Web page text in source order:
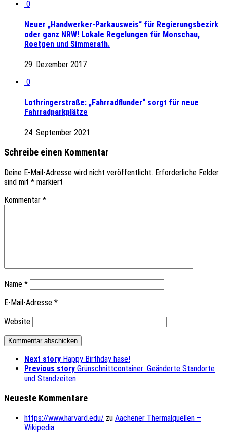
0
Neuer „Handwerker-Parkausweis“ für Regierungsbezirk
oder ganz NRW! Lokale Regelungen für Monschau,
Roetgen und Simmerath.
29. Dezember 2017
0
Lothringerstraße: „Fahrradflunder“ sorgt für neue
Fahrradparkplätze
24. September 2021
Schreibe einen Kommentar
Deine E-Mail-Adresse wird nicht veröffentlicht. Erforderliche Felder
sind mit * markiert
Kommentar *
Name *
E-Mail-Adresse *
Website
Next story Happy Birthday hase!
Previous story Grünschnittcontainer: Geänderte Standorte
und Standzeiten
Neueste Kommentare
https://www.harvard.edu/ zu Aachener Thermalquellen –
Wikipedia